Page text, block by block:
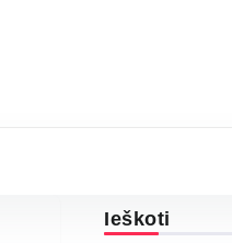
Ieškoti